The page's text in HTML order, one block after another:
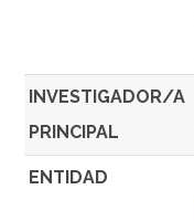
INVESTIGADOR/A
PRINCIPAL
ENTIDAD